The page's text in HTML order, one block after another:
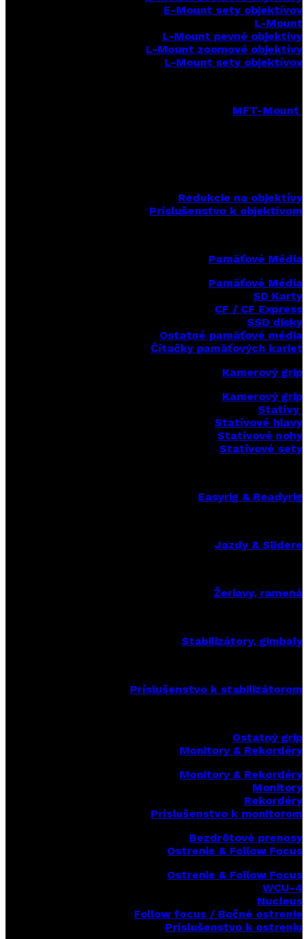
E-Mount sety objektívov
L-Mount
L-Mount pevné objektívy
L-Mount zoomové objektívy
L-Mount sety objektívov
MFT-Mount
Redukcie na objektívy
Príslušenstvo k objektívom
Pamäťové Média
Pamäťové Média
SD Karty
CF / CF Express
SSD disky
Ostatné pamäťové média
Čítačky pamäťových kariet
Kamerový grip
Kamerový grip
Statívy
Statívové hlavy
Statívové nohy
Statívové sety
Easyrig & Readyrig
Jazdy & Slidere
Žeriavy, ramená
Stabilizátory, gimbaly
Príslušenstvo k stabilizátorom
Ostatný grip
Monitory & Rekordéry
Monitory & Rekordéry
Monitory
Rekordéry
Príslušenstvo k monitorom
Bezdrôtové prenosy
Ostrenie & Follow Focus
Ostrenie & Follow Focus
WCU-4
Nucleus
Follow focus / Bočné ostrenie
Príslušenstvo k ostreniu